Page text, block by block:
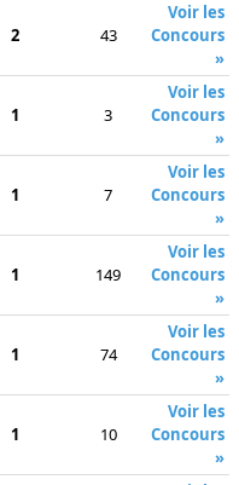
2 43
Voir les
Concours
»
1 3
Voir les
Concours
»
1 7
Voir les
Concours
»
1 149
Voir les
Concours
»
1 74
Voir les
Concours
»
1 10
Voir les
Concours
»